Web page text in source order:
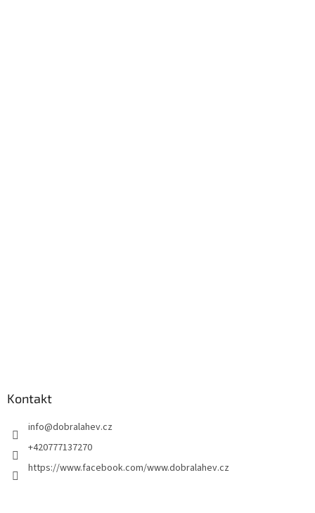
Kontakt
info@dobralahev.cz
+420777137270
https://www.facebook.com/www.dobralahev.cz